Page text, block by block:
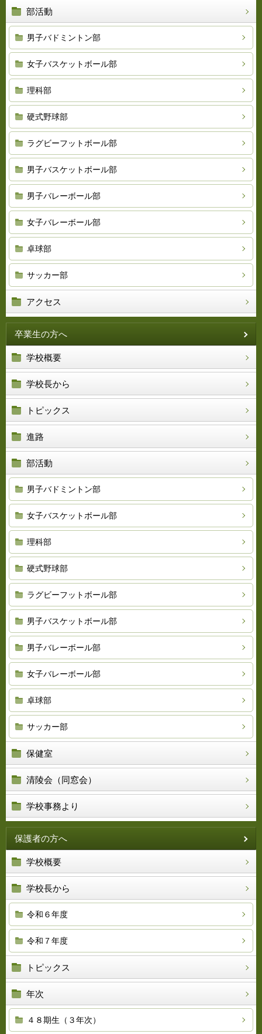
部活動
男子バドミントン部
女子バスケットボール部
理科部
硬式野球部
ラグビーフットボール部
男子バスケットボール部
男子バレーボール部
女子バレーボール部
卓球部
サッカー部
アクセス
卒業生の方へ
学校概要
学校長から
トピックス
進路
部活動
男子バドミントン部
女子バスケットボール部
理科部
硬式野球部
ラグビーフットボール部
男子バスケットボール部
男子バレーボール部
女子バレーボール部
卓球部
サッカー部
保健室
清陵会（同窓会）
学校事務より
保護者の方へ
学校概要
学校長から
令和６年度
令和７年度
トピックス
年次
４８期生（３年次）